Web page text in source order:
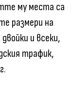
му места са
размери на
и всеки,
трафик,